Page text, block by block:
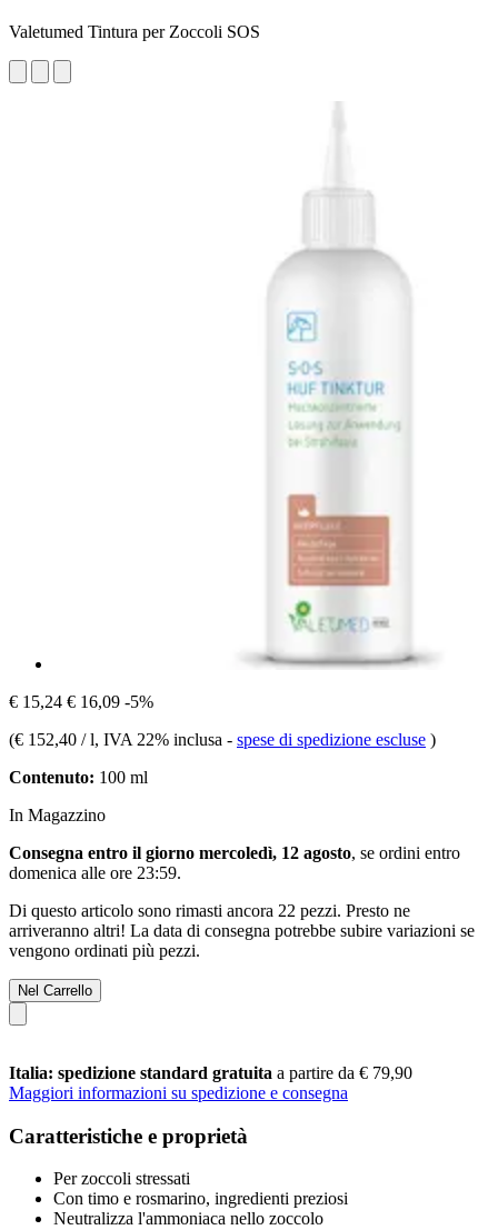
Valetumed Tintura per Zoccoli SOS
€ 15,24 € 16,09 -5%
(€ 152,40 / l, IVA 22% inclusa - spese di spedizione escluse )
Contenuto: 100 ml
In Magazzino
Consegna entro il giorno mercoledì, 12 agosto, se ordini entro
domenica alle ore 23:59.
Di questo articolo sono rimasti ancora 22 pezzi. Presto ne
arriveranno altri! La data di consegna potrebbe subire variazioni se
vengono ordinati più pezzi.
Nel Carrello
Italia: spedizione standard gratuita a partire da € 79,90
Maggiori informazioni su spedizione e consegna
Caratteristiche e proprietà
Per zoccoli stressati
Con timo e rosmarino, ingredienti preziosi
Neutralizza l'ammoniaca nello zoccolo